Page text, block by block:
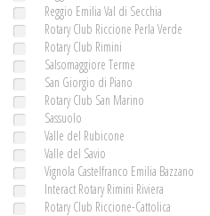
Reggio Emilia Val di Secchia
Rotary Club Riccione Perla Verde
Rotary Club Rimini
Salsomaggiore Terme
San Giorgio di Piano
Rotary Club San Marino
Sassuolo
Valle del Rubicone
Valle del Savio
Vignola Castelfranco Emilia Bazzano
Interact Rotary Rimini Riviera
Rotary Club Riccione-Cattolica